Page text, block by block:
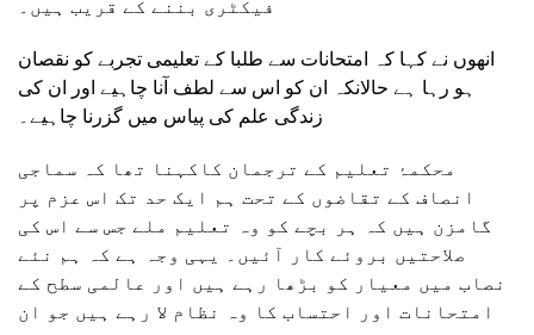
فیکٹری بننے کے قریب ہیں۔
انھوں نے کہا کہ امتحانات سے طلبا کے تعلیمی تجربے کو نقصان
ہو رہا ہے حالانکہ ان کو اس سے لطف آنا چاہیے اور ان کی
زندگی علم کی پیاس میں گزرنا چاہیے۔
محکمۂ تعلیم کے ترجمان کاکہنا تھا کہ سماجی
انصاف کے تقاضوں کے تحت ہم ایک حد تک اس عزم پر
گامزن ہیں کہ ہر بچے کو وہ تعلیم ملے جس سے اس کی
صلاحتیں بروئے کار آئیں۔ یہی وجہ ہے کہ ہم نئے
نصاب میں معیار کو بڑھا رہے ہیں اور عالمی سطح کے
امتحانات اور احتساب کا وہ نظام لا رہے ہیں جو ان